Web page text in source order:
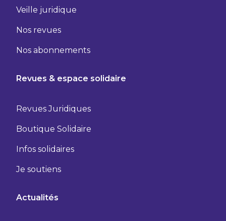
Veille juridique
Nos revues
Nos abonnements
Revues & espace solidaire
Revues Juridiques
Boutique Solidaire
Infos solidaires
Je soutiens
Actualités